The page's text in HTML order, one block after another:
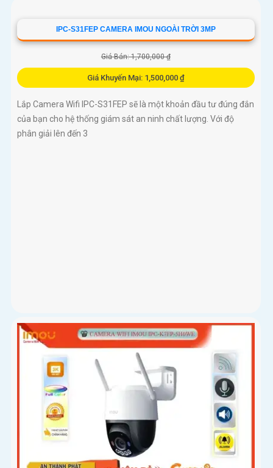
IPC-S31FEP CAMERA IMOU NGOÀI TRỜI 3MP
Giá Bán: 1,700,000 ₫
Giá Khuyến Mại: 1,500,000 ₫
Lắp Camera Wifi IPC-S31FEP sẽ là một khoản đầu tư đúng đắn
của bạn cho hệ thống giám sát an ninh chất lượng. Với độ
phân giải lên đến 3